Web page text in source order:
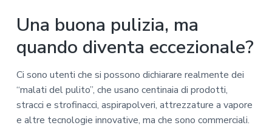
Una buona pulizia, ma
quando diventa eccezionale?
Ci sono utenti che si possono dichiarare realmente dei
“malati del pulito”, che usano centinaia di prodotti,
stracci e strofinacci, aspirapolveri, attrezzature a vapore
e altre tecnologie innovative, ma che sono commerciali.